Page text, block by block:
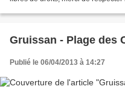
Gruissan - Plage des
Publié le 06/04/2013 à 14:27